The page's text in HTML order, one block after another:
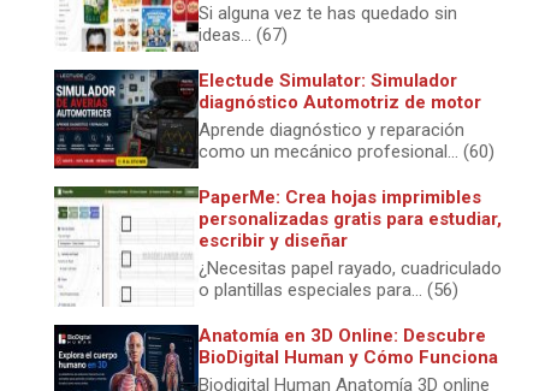
Si alguna vez te has quedado sin
ideas... (67)
Electude Simulator: Simulador
diagnóstico Automotriz de motor
Aprende diagnóstico y reparación
como un mecánico profesional... (60)
PaperMe: Crea hojas imprimibles
personalizadas gratis para estudiar,
escribir y diseñar
¿Necesitas papel rayado, cuadriculado
o plantillas especiales para... (56)
Anatomía en 3D Online: Descubre
BioDigital Human y Cómo Funciona
Biodigital Human Anatomía 3D online